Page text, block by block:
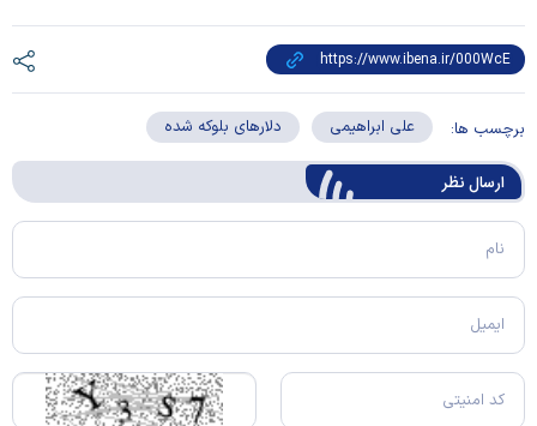
برچسب ها: علی ابراهیمی دلارهای بلوکه شده
ارسال‌ نظر